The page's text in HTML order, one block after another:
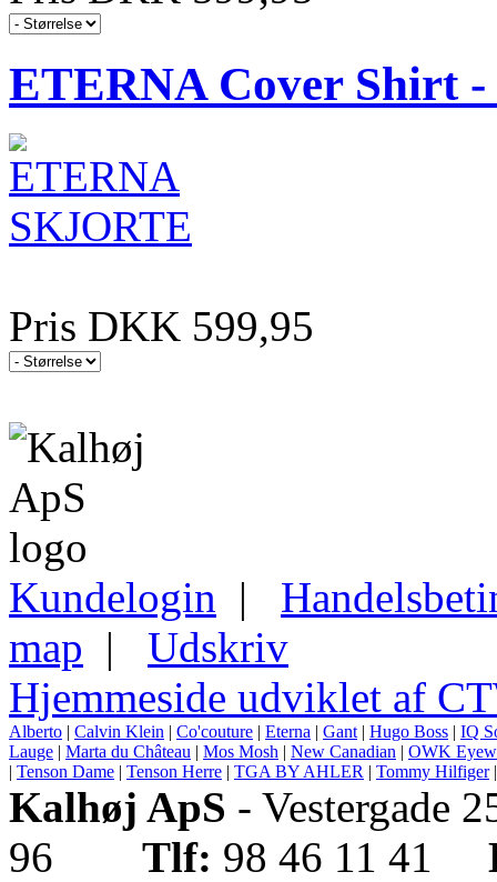
ETERNA Cover Shirt
Pris DKK 599,95
Kundelogin |
map | Udskriv
Hjemmeside udviklet af
Alberto | Calvin Klein | Co'couture | Eterna | Gant | Hugo Boss | IQ
Lauge | Marta du Château | Mos Mosh | New Canadian | OWK
| Tenson Dame | Tenson Herre | TGA BY AHLER | Tommy Hilfiger
Kalhøj ApS - Vestergade
96 Tlf: 98 46 11 41